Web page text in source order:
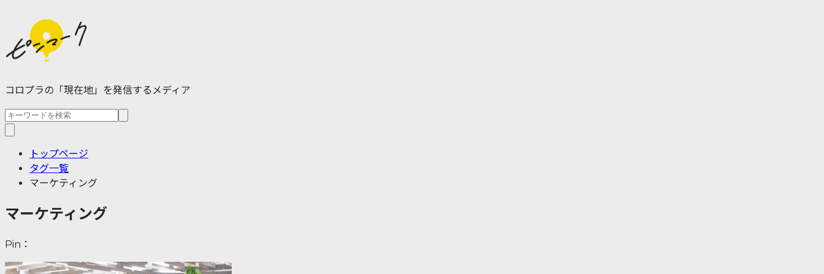
コロプラの「現在地」を発信するメディア
トップページ
タグ一覧
マーケティング
マーケティング
Pin：